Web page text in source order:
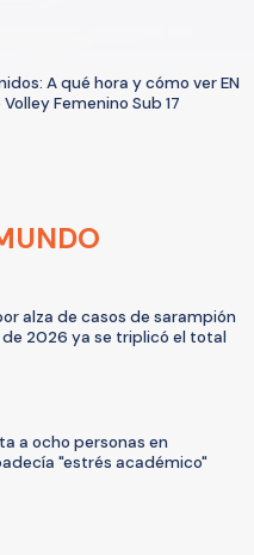
A qué hora y cómo ver EN
Femenino Sub 17
alza de casos de sarampión
de 2026 ya se triplicó el total
a ocho personas en
"estrés académico"